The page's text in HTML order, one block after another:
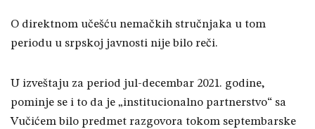
O direktnom učešću nemačkih stručnjaka u tom
periodu u srpskoj javnosti nije bilo reči.
U izveštaju za period jul-decembar 2021. godine,
pominje se i to da je „institucionalno partnerstvo“ sa
Vučićem bilo predmet razgovora tokom septembarske